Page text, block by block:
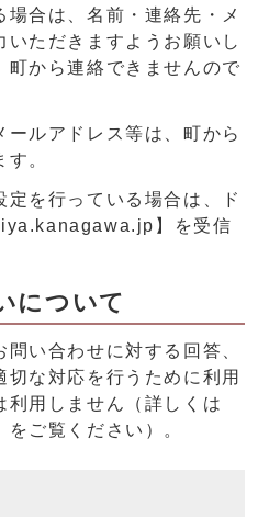
場合は、名前・連絡先・メ
いただきますようお願いし
町から連絡できませんので
ールアドレス等は、町から
。
を行っている場合は、ド
】を受信
について
い合わせに対する回答、
切な対応を行うために利用
利用しません（詳しくは
をご覧ください）。